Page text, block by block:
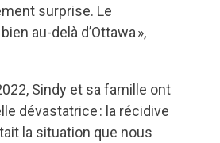
surprise. Le
au-delà d’Ottawa »,
Sindy et sa famille ont
dévastatrice : la récidive
la situation que nous